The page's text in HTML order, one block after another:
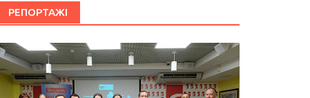
РЕПОРТАЖІ